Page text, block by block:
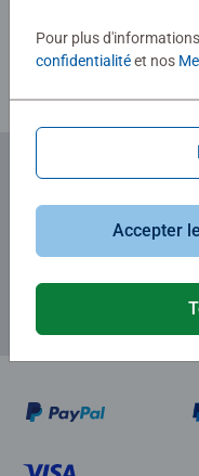
Consignes d'évaluation
Abonnez-vous
et recevez un bon
Pour plus
confidentialitéet nos
Accepter